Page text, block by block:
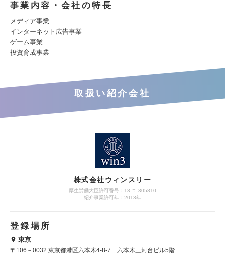
事業内容・会社の特長
メディア事業
インターネット広告事業
ゲーム事業
投資育成事業
取扱い紹介会社
株式会社ウィンスリー
厚生労働大臣許可番号：13-ユ-305810
紹介事業許可年：2013年
登録場所
東京
〒106－0032 東京都港区六本木4-8-7 六本木三河台ビル5階